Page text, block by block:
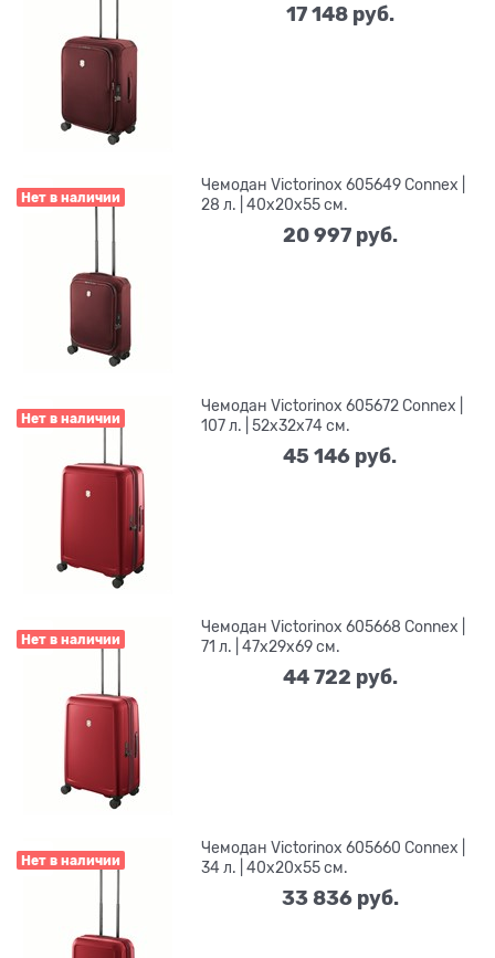
17 148 руб.
Нет в наличии
Чемодан Victorinox 605649 Connex |
28 л. | 40x20x55 см.
20 997 руб.
Нет в наличии
Чемодан Victorinox 605672 Connex |
107 л. | 52x32x74 см.
45 146 руб.
Нет в наличии
Чемодан Victorinox 605668 Connex |
71 л. | 47x29x69 см.
44 722 руб.
Нет в наличии
Чемодан Victorinox 605660 Connex |
34 л. | 40x20x55 см.
33 836 руб.